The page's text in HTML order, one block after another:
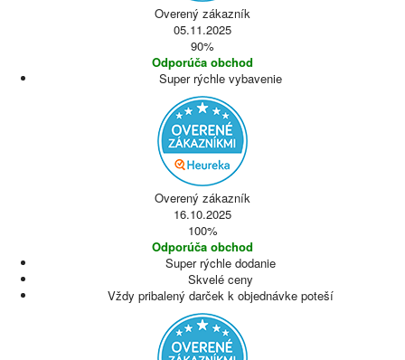
Overený zákazník
05.11.2025
90%
Odporúča obchod
Super rýchle vybavenie
Overený zákazník
16.10.2025
100%
Odporúča obchod
Super rýchle dodanie
Skvelé ceny
Vždy pribalený darček k objednávke poteší